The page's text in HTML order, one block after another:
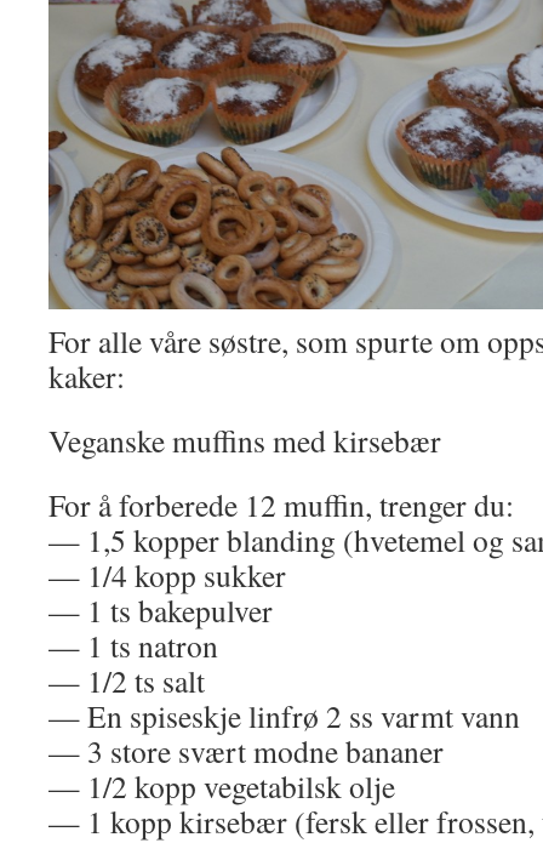
For alle våre søstre, som spurte om
kaker:
Veganske muffins med kirsebær
For å forberede 12 muffin, trenger du:
— 1,5 kopper blanding (hvetemel og
— 1/4 kopp sukker
— 1 ts bakepulver
— 1 ts natron
— 1/2 ts salt
— En spiseskje linfrø 2 ss varmt vann
— 3 store svært modne bananer
— 1/2 kopp vegetabilsk olje
— 1 kopp kirsebær (fersk eller frossen,